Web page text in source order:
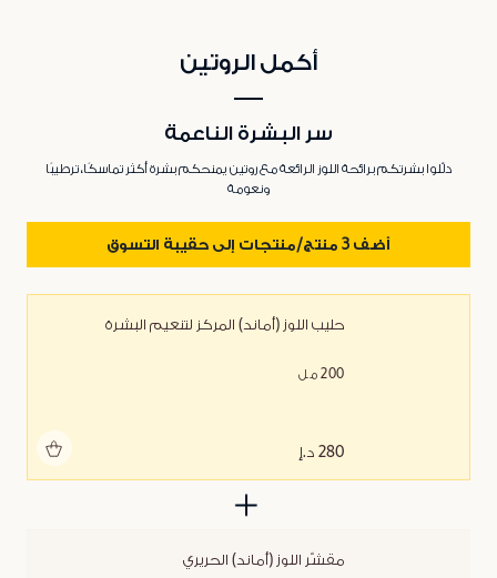
أكمل الروتين
حليب اللوز (أماند) المركز لتنعيم البشرة
200 مل
280 د.إ
مقشّر اللوز (أماند) الحريري
سر البشرة الناعمة
دلّلوا بشرتكم برائحة اللوز الرائعة مع روتين يمنحكم بشرة أكثر تماسكًا، ترطيبًا
ونعومة
أضف 3 منتج/منتجات إلى حقيبة التسوق